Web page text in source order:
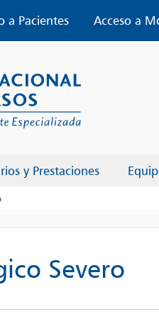
a Pacientes Acceso a
y Prestaciones
Severo